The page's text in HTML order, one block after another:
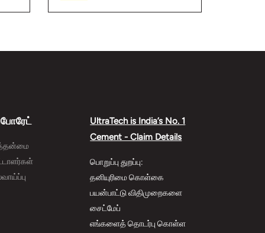
UltraTech is India’s No. 1
Cement - Claim Details
பொறுப்பு துறப்பு:
தனியுரிமை கொள்கை
பயன்பாட்டு விதிமுறைகளை
சைட்மேப்
எங்களைத் தொடர்பு கொள்ள